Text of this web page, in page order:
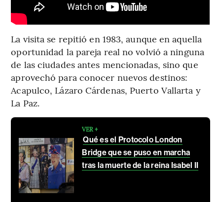
La visita se repitió en 1983, aunque en aquella
oportunidad la pareja real no volvió a ninguna
de las ciudades antes mencionadas, sino que
aprovechó para conocer nuevos destinos:
Acapulco, Lázaro Cárdenas, Puerto Vallarta y
La Paz.
VER +
Qué es el Protocolo London
Bridge que se puso en marcha
tras la muerte de la reina Isabel II